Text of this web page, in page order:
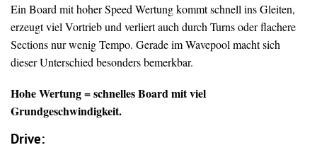
Ein Board mit hoher Speed Wertung kommt schnell ins Gleiten,
erzeugt viel Vortrieb und verliert auch durch Turns oder flachere
Sections nur wenig Tempo. Gerade im Wavepool macht sich
dieser Unterschied besonders bemerkbar.
Hohe Wertung = schnelles Board mit viel
Grundgeschwindigkeit.
Drive: